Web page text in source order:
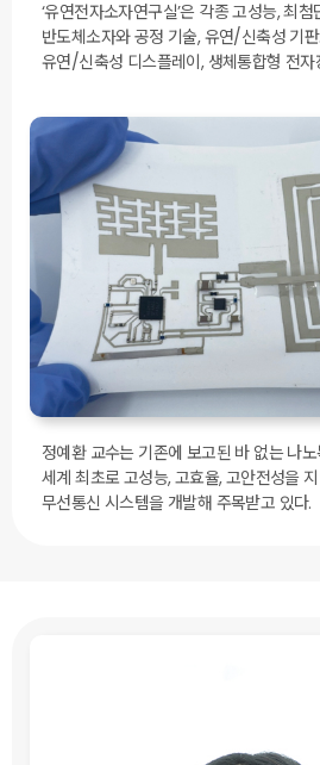
‘유연전자소자연구실’은 각종 고성능, 최
반도체소자와 공정 기술, 유연/신축성 기
유연/신축성 디스플레이, 생체통합형 전
정예환 교수는 기존에 보고된 바 없는 나
세계 최초로 고성능, 고효율, 고안전성을
무선통신 시스템을 개발해 주목받고 있다.